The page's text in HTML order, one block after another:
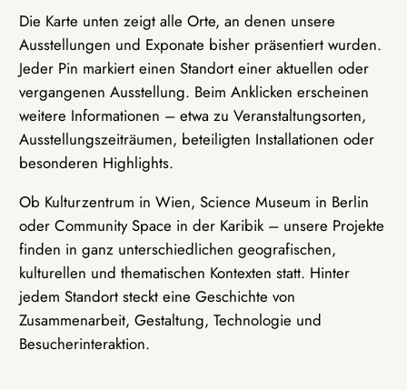
Die Karte unten zeigt alle Orte, an denen unsere
Ausstellungen und Exponate bisher präsentiert wurden.
Jeder Pin markiert einen Standort einer aktuellen oder
vergangenen Ausstellung. Beim Anklicken erscheinen
weitere Informationen – etwa zu Veranstaltungsorten,
Ausstellungszeiträumen, beteiligten Installationen oder
besonderen Highlights.
Ob Kulturzentrum in Wien, Science Museum in Berlin
oder Community Space in der Karibik – unsere Projekte
finden in ganz unterschiedlichen geografischen,
kulturellen und thematischen Kontexten statt. Hinter
jedem Standort steckt eine Geschichte von
Zusammenarbeit, Gestaltung, Technologie und
Besucherinteraktion.